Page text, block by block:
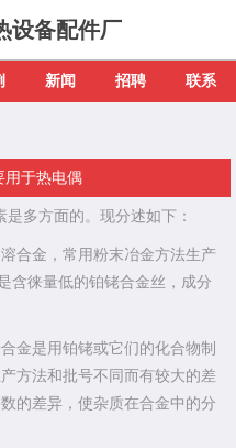
设备配件厂
新闻 招聘 联系
用于热电偶
多方面的。现分述如下：
金，常用粉末冶金方法生产
含徕量低的铂铑合金丝，成分
是用铂铑或它们的化合物制
方法和批号不同而有较大的差
的差异，使杂质在合金中的分